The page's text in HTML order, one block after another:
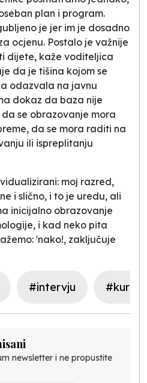
plan i program.
je jer im je dosadno
ocjenu. Postalo je važnije
dijete, kaže voditeljica
da je tišina kojom se
odazvala na javnu
dokaz da baza nije
se obrazovanje mora
da se mora raditi na
ili ispreplitanju
moj razred,
i slično, i to je uredu, ali
inicijalno obrazovanje
i kad neko pita
'nako!, zaključuje
#intervju
newsletter i ne propustite